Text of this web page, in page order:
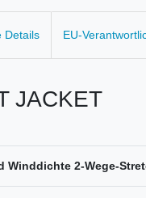
Details EU-
JACKET
Winddichte 2-Wege-